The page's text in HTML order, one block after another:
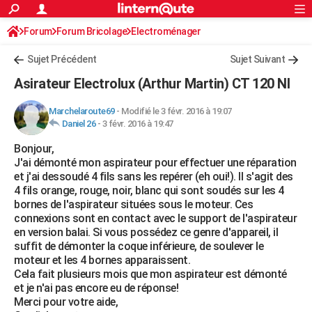
ACTUALITÉS
Politique
Société
Faits Divers
Education
Monde
Villes
+
FINANCE
Retraite
Impôts
Epargne
Immobilier
Risques naturels par ville
Banque
Assurance
Crédit
AUTO
Essais
Réserver un essai
Citadines
Berlines
SUV
Forum auto
+HIGH-TECH
Mobiles
Meilleur smartphone
Internet
Ordinateurs
Jeux vidéo
Guide high-tech
+BRICOLAGE
Forum
Aménagement intérieur
Extérieur
Cuisine
Salle de bains
Jardinage
Rangement
WEEK-END
Guides de France
Escapades
Patrimoine
Expositions
Musées
Week-end nature
LIFESTYLE
Art de vivre
Bien-être
Loisirs
Mode
Modes de vie
SANTE
Alimentation
Guide de la santé
Maladies
Médicaments
Sommeil
VOYAGE
S'inscrire
Connexion
Forum Forum Bricolage Electroménager
Sujet Précédent Sujet Suivant
Asirateur Electrolux (Arthur Martin) CT 120 NI
Marchelaroute69- Modifié le 3 févr. 2016 à 19:07
Daniel 26- 3 févr. 2016 à 19:47
Bonjour,
J'ai démonté mon aspirateur pour effectuer une réparation
et j'ai dessoudé 4 fils sans les repérer (eh oui!). Il s'agit des
4 fils orange, rouge, noir, blanc qui sont soudés sur les 4
bornes de l'aspirateur situées sous le moteur. Ces
connexions sont en contact avec le support de l'aspirateur
en version balai. Si vous possédez ce genre d'appareil, il
suffit de démonter la coque inférieure, de soulever le
moteur et les 4 bornes apparaissent.
Cela fait plusieurs mois que mon aspirateur est démonté
et je n'ai pas encore eu de réponse!
Merci pour votre aide,